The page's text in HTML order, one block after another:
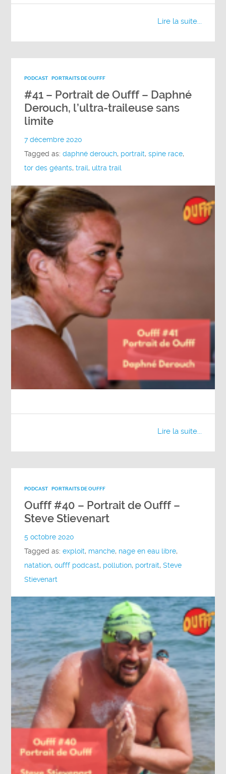
Lire la suite...
PODCAST PORTRAITS DE OUFFF
#41 – Portrait de Oufff – Daphné
Derouch, l’ultra-traileuse sans
limite
7 décembre 2020
Tagged as:daphné derouch, portrait,spine race,
tor des géants,trail, ultra trail
Lire la suite...
PODCAST PORTRAITS DE OUFFF
Oufff #40 – Portrait de Oufff –
Steve Stievenart
5 octobre 2020
Tagged as:exploit, manche, nage en eau libre,
natation,oufff podcast, pollution, portrait,Steve
Stievenart